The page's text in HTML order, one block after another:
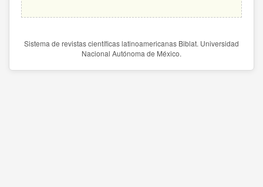
Sistema de revistas científicas latinoamericanas Biblat. Universidad
Nacional Autónoma de México.